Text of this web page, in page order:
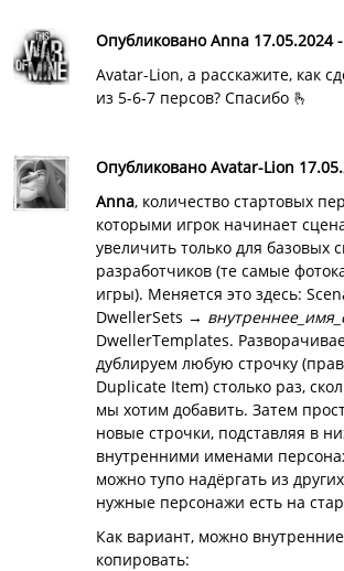
Опубликовано Anna 17.05.2024
Avatar-Lion, а расскажите, как
из 5-6-7 персов? Спасибо 🫰
Опубликовано Avatar-Lion
Anna, количество стартовых
которыми игрок начинает
увеличить только для базовых
разработчиков (те самые
игры). Меняется это здесь:
DwellerSets →
DwellerTemplates.
дублируем любую строчку
Duplicate Item) столько раз,
мы хотим добавить. Затем
новые строчки, подставляя в
внутренними именами
можно тупо надёргать из
нужные персонажи есть на
Как вариант, можно
копировать: